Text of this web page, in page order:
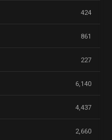
424
861
227
6,140
4,437
2,660